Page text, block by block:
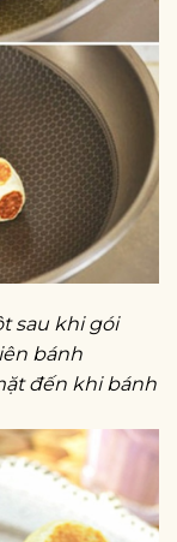
sau khi gói
bánh
đến khi bánh